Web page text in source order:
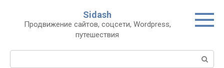
контенту
Sidash
Продвижение сайтов, соцсети, Wordpress,
путешествия